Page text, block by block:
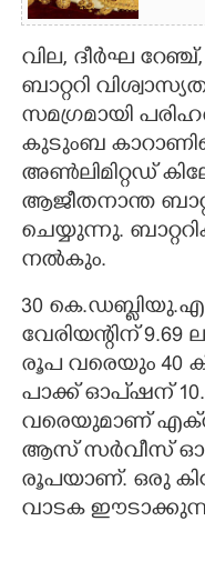
വില, ദീർഘ
ബാറ്ററി
സമഗ്രമായി
കുടുംബ
അൺലിമിറ്റഡ്
ആജീതനാന്ത
ചെയ്യുന്നു.
നൽകും.
30
വേരിയന്റിന്
രൂപ വരെയും 40
പാക്ക് ഓപ്ഷന്
വരെയുമാണ്
ആസ് സർവീസ്
രൂപയാണ്. ഒരു
വാടക